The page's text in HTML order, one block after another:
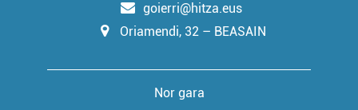
goierri@hitza.eus
Oriamendi, 32 – BEASAIN
Nor gara